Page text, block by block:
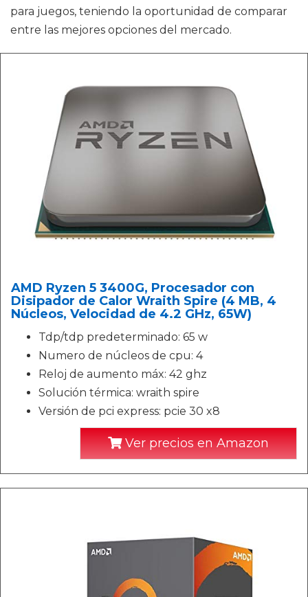
para juegos, teniendo la oportunidad de comparar
entre las mejores opciones del mercado.
AMD Ryzen 5 3400G, Procesador con
Disipador de Calor Wraith Spire (4 MB, 4
Núcleos, Velocidad de 4.2 GHz, 65W)
Tdp/tdp predeterminado: 65 w
Numero de núcleos de cpu: 4
Reloj de aumento máx: 42 ghz
Solución térmica: wraith spire
Versión de pci express: pcie 30 x8
Ver precios en Amazon